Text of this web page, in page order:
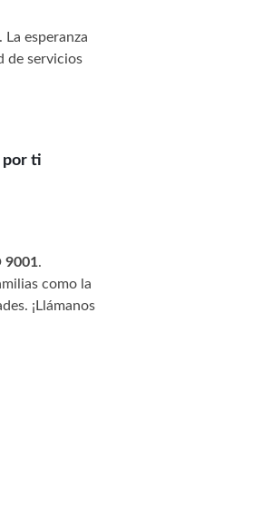
esperanza
de servicios
por ti
9001.
como la
¡Llámanos